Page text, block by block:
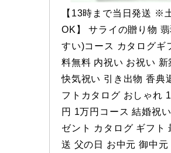
【13時まで当日発送 ※
OK】 サライの贈り物
すい)コース カタログギ
料無料 内祝い お祝い 新
快気祝い 引き出物 香典
フトカタログ おしゃれ
円 1万円コース 結婚祝
ゼント カタログ ギフト
送 父の日 お中元 御中元